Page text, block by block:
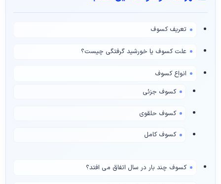
تعریف کسوف
علت کسوف یا خورشید گرفتگی چیست؟
انواع کسوف
کسوف جزئی
کسوف حلقوی
کسوف کامل
کسوف چند بار در سال اتفاق می افتد؟